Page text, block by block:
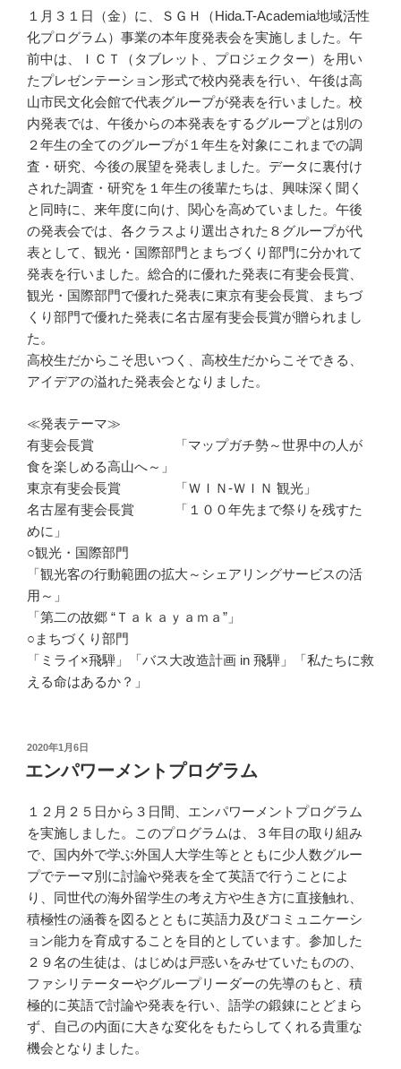
１月３１日（金）に、ＳＧＨ（Hida.T-Academia地域活性
化プログラム）事業の本年度発表会を実施しました。午
前中は、ＩＣＴ（タブレット、プロジェクター）を用い
たプレゼンテーション形式で校内発表を行い、午後は高
山市民文化会館で代表グループが発表を行いました。校
内発表では、午後からの本発表をするグループとは別の
２年生の全てのグループが１年生を対象にこれまでの調
査・研究、今後の展望を発表しました。データに裏付け
された調査・研究を１年生の後輩たちは、興味深く聞く
と同時に、来年度に向け、関心を高めていました。午後
の発表会では、各クラスより選出された８グループが代
表として、観光・国際部門とまちづくり部門に分かれて
発表を行いました。総合的に優れた発表に有斐会長賞、
観光・国際部門で優れた発表に東京有斐会長賞、まちづ
くり部門で優れた発表に名古屋有斐会長賞が贈られまし
た。
高校生だからこそ思いつく、高校生だからこそできる、
アイデアの溢れた発表会となりました。
≪発表テーマ≫
有斐会長賞 「マップガチ勢～世界中の人が
食を楽しめる高山へ～」
東京有斐会長賞 「ＷＩＮ-ＷＩＮ 観光」
名古屋有斐会長賞 「１００年先まで祭りを残すた
めに」
○観光・国際部門
「観光客の行動範囲の拡大～シェアリングサービスの活
用～」
「第二の故郷 “Ｔａｋａｙａｍａ”」
○まちづくり部門
「ミライ×飛騨」「バス大改造計画 in 飛騨」「私たちに救
える命はあるか？」
投
日:
2020年1月6日
エンパワーメントプログラム
１２月２５日から３日間、エンパワーメントプログラム
を実施しました。このプログラムは、３年目の取り組み
で、国内外で学ぶ外国人大学生等とともに少人数グルー
プでテーマ別に討論や発表を全て英語で行うことによ
り、同世代の海外留学生の考え方や生き方に直接触れ、
積極性の涵養を図るとともに英語力及びコミュニケーシ
ョン能力を育成することを目的としています。参加した
２９名の生徒は、はじめは戸惑いをみせていたものの、
ファシリテーターやグループリーダーの先導のもと、積
極的に英語で討論や発表を行い、語学の鍛錬にとどまら
ず、自己の内面に大きな変化をもたらしてくれる貴重な
機会となりました。